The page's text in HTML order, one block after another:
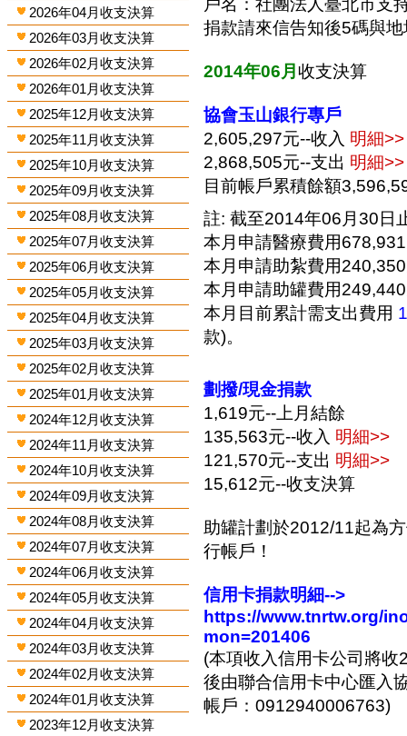
2026年04月收支決算
2026年03月收支決算
2026年02月收支決算
2026年01月收支決算
2025年12月收支決算
2025年11月收支決算
2025年10月收支決算
2025年09月收支決算
2025年08月收支決算
2025年07月收支決算
2025年06月收支決算
2025年05月收支決算
2025年04月收支決算
2025年03月收支決算
2025年02月收支決算
2025年01月收支決算
2024年12月收支決算
2024年11月收支決算
2024年10月收支決算
2024年09月收支決算
2024年08月收支決算
2024年07月收支決算
2024年06月收支決算
2024年05月收支決算
2024年04月收支決算
2024年03月收支決算
2024年02月收支決算
2024年01月收支決算
2023年12月收支決算
戶名：社團法人臺北市支
捐款請來信告知後5碼與
2014年06月收支決算
協會玉山銀行專戶
2,605,297元--收入 明細>>
2,868,505元--支出 明細>>
目前帳戶累積餘額
註: 截至2014年06月30日
本月申請醫療費用
本月申請助紮費用
本月申請助罐費用
本月目前累計需支出費用
款)。
劃撥/現金捐款
1,619元--上月結餘
135,563元--收入 明細>>
121,570元--支出 明細>>
15,612元--收支決算
助罐計劃於2012/11起為
行帳戶！
信用卡捐款明細-->
https://www.tnrtw.org/
mon=201406
(本項收入信用卡公司將
後由聯合信用卡中心匯入
帳戶：0912940006763)